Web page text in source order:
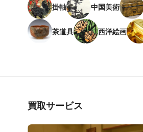
掛軸 中国美術
茶道具 西洋絵画
買取サービス